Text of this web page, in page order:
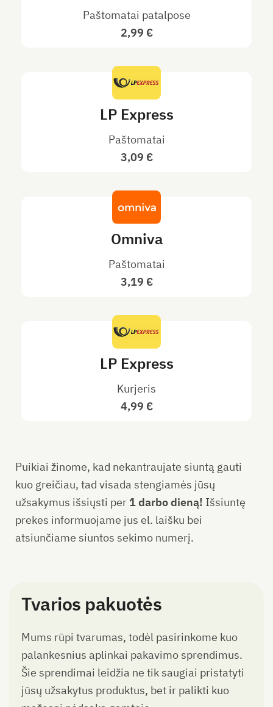
Paštomatai patalpose
2,99 €
LP Express
Paštomatai
3,09 €
Omniva
Paštomatai
3,19 €
LP Express
Kurjeris
4,99 €
Puikiai žinome, kad nekantraujate siuntą gauti
kuo greičiau, tad visada stengiamės jūsų
užsakymus išsiųsti per 1 darbo dieną! Išsiuntę
prekes informuojame jus el. laišku bei
atsiunčiame siuntos sekimo numerį.
Tvarios pakuotės
Mums rūpi tvarumas, todėl pasirinkome kuo
palankesnius aplinkai pakavimo sprendimus.
Šie sprendimai leidžia ne tik saugiai pristatyti
jūsų užsakytus produktus, bet ir palikti kuo